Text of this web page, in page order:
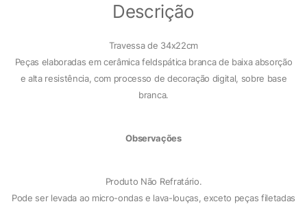
Descrição
Travessa de 34x22cm
Peças elaboradas em cerâmica feldspática branca de baixa absorção
e alta resistência, com processo de decoração digital, sobre base
branca.
Observações
Produto Não Refratário.
Pode ser levada ao micro-ondas e lava-louças, exceto peças filetadas